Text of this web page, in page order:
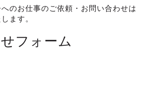
のお仕事のご依頼・お問い合わせは
ます。
フォーム